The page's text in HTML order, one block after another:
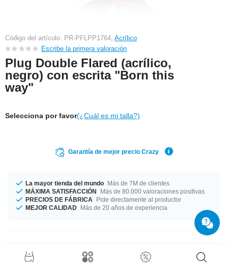
Código del artículo: PR-PFLPP1764, Acrílico
Escribe la primera valoración
Plug Double Flared (acrílico,
negro) con escrita "Born this
way"
Selecciona por favor(¿Cuál es mi talla?)
Garantía de mejor precio Crazy
La mayor tienda del mundo Más de 7M de clientes
MÁXIMA SATISFACCIÓN
Más de 80.000 valoraciones positivas
PRECIOS DE FÁBRICA
Pide directamente al productor
MEJOR CALIDAD Más de 20 años de experiencia
Detalles del producto